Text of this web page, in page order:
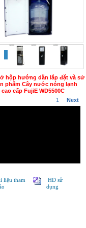
hộp hướng dẫn lắp đặt và sử
phẩm Cây nước nóng lạnh
cấp FujiE WD5500C
1
Next
liệu tham
HD sử
dụng